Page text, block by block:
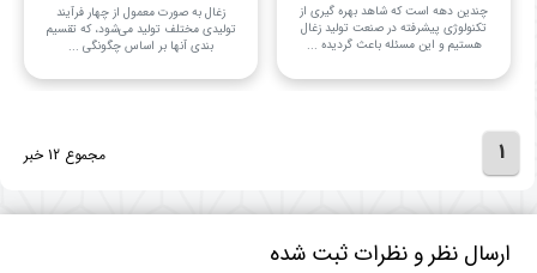
چندین دهه است که شاهد بهره گیری از
تکنولوژی پیشرفته در صنعت تولید زغال
هستیم و این مسئله باعث گردیده ...
زغال به صورت معمول از چهار فرآیند
تولیدی مختلف تولید می‌شود، که تقسیم
بندی آنها بر اساس چگونگی ...
1 مجموع 12 خبر
ارسال نظر و نظرات ثبت شده